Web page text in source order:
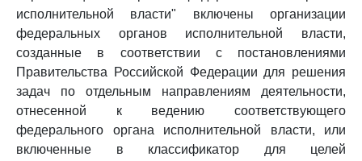
исполнительной власти" включены организации
федеральных органов исполнительной власти,
созданные в соответствии с постановлениями
Правительства Российской Федерации для решения
задач по отдельным направлениям деятельности,
отнесенной к ведению соответствующего
федерального органа исполнительной власти, или
включенные в классификатор для целей